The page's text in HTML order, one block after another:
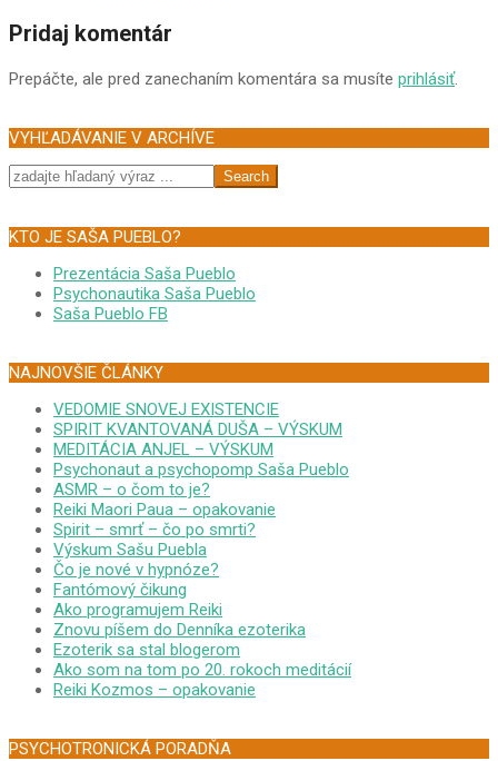
Pridaj komentár
Prepáčte, ale pred zanechaním komentára sa musíte prihlásiť.
VYHĽADÁVANIE V ARCHÍVE
Search
KTO JE SAŠA PUEBLO?
Prezentácia Saša Pueblo
Psychonautika Saša Pueblo
Saša Pueblo FB
NAJNOVŠIE ČLÁNKY
VEDOMIE SNOVEJ EXISTENCIE
SPIRIT KVANTOVANÁ DUŠA – VÝSKUM
MEDITÁCIA ANJEL – VÝSKUM
Psychonaut a psychopomp Saša Pueblo
ASMR – o čom to je?
Reiki Maori Paua – opakovanie
Spirit – smrť – čo po smrti?
Výskum Sašu Puebla
Čo je nové v hypnóze?
Fantómový čikung
Ako programujem Reiki
Znovu píšem do Denníka ezoterika
Ezoterik sa stal blogerom
Ako som na tom po 20. rokoch meditácií
Reiki Kozmos – opakovanie
PSYCHOTRONICKÁ PORADŇA